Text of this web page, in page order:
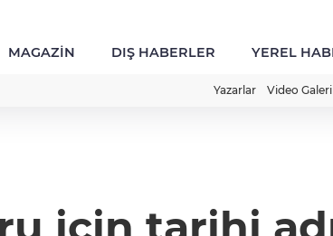
MAGAZİN DIŞ HABERLER YEREL
Yazarlar Video Galeri